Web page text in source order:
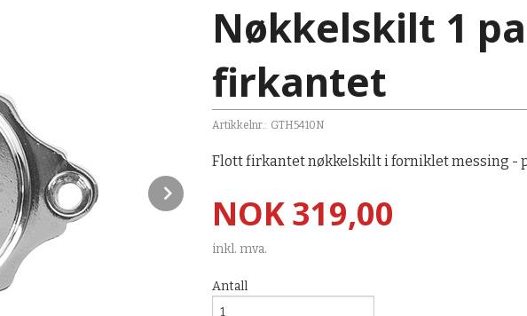
Firkantede skilt originale fra tidsperioden. Bilder fra Halden
Nøkkelskilt 1
firkantet
Artikkelnr.: GTH5410N
Flott firkantet nøkkelskilt i forniklet messing -
Pris
NOK319,00
inkl. mva.
Antall